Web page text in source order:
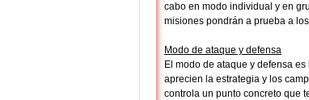
cabo en modo individual y en
misiones pondrán a prueba a
Modo de ataque y defensa
El modo de ataque y defensa
aprecien la estrategia y los
controla un punto concreto que